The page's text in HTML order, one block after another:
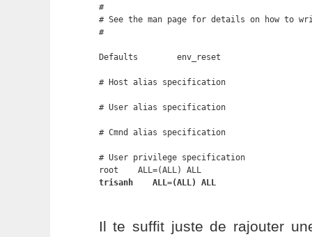
#
# See the man page for details on how to
#
Defaults        env_reset
# Host alias specification
# User alias specification
# Cmnd alias specification
# User privilege specification
root    ALL=(ALL) ALL
trisanh    ALL=(ALL) ALL
Il te suffit juste de rajouter